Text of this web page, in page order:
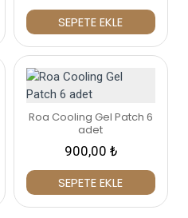
SEPETE EKLE
Roa Cooling Gel Patch 6
adet
900,00 ₺
SEPETE EKLE